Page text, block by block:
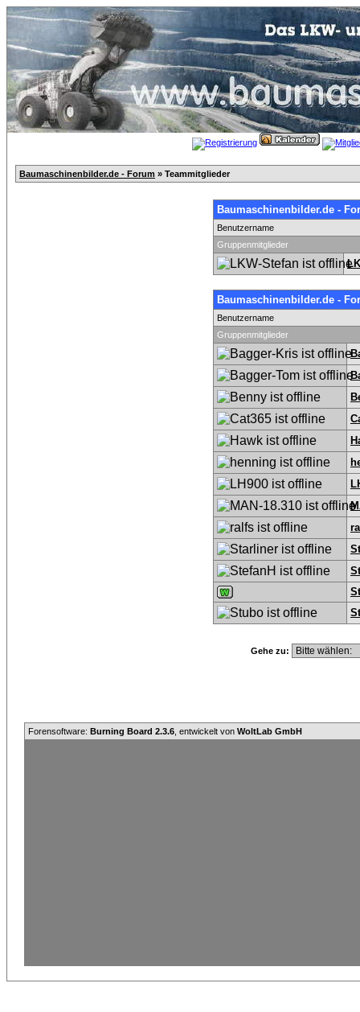
Baumaschinenbilder.de - Forum » Teammitglieder
Baumaschinenbilder.de -
Benutzername
Gruppenmitglieder
Baumaschinenbilder.de -
Benutzername
Gruppenmitglieder
Gehe zu:
Forensoftware: Burning Board 2.3.6 , entwickelt von WoltLab GmbH